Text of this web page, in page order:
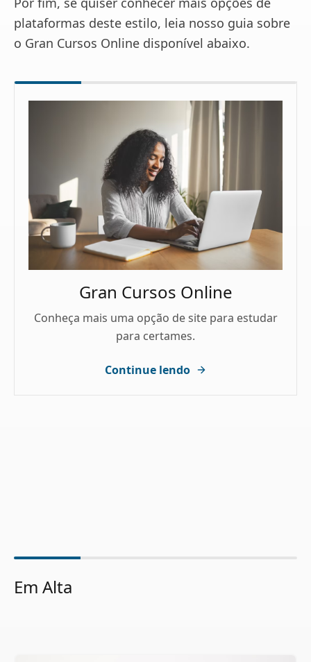
plataformas deste estilo, leia nosso guia sobre
o Gran Cursos Online disponível abaixo.
Gran Cursos Online
Conheça mais uma opção de site para estudar
para certames.
Continue lendo
Em Alta